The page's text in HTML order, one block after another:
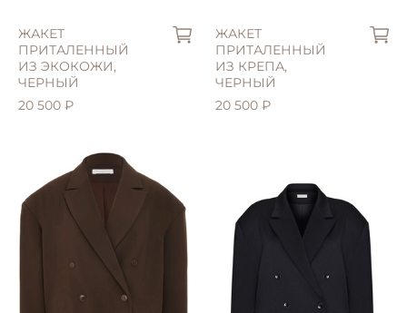
ЖАКЕТ
ПРИТАЛЕННЫЙ
ИЗ ЭКОКОЖИ,
ЧЕРНЫЙ
20 500 ₽
ЖАКЕТ
ПРИТАЛЕННЫЙ
ИЗ КРЕПА,
ЧЕРНЫЙ
20 500 ₽